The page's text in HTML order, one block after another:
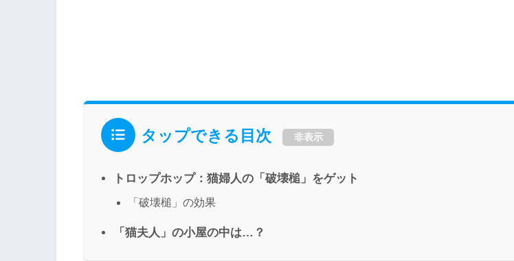
タップできる目次 非表示
トロップホップ：猫婦人の「破壊槌」をゲット
「破壊槌」の効果
「猫夫人」の小屋の中は…？